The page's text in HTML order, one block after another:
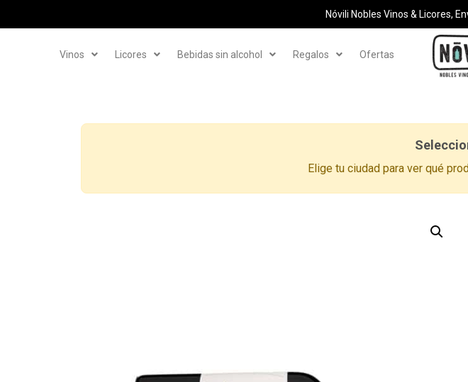
Nóvili Nobles Vinos & Licores,
Vinos Licores Bebidas sin alcohol Regalos Ofertas
Elige tu ciudad para ver qué